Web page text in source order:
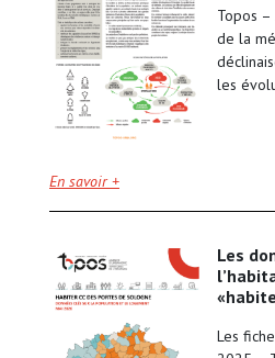
Topos
de la
les
En savoir +
les données clés de
Les